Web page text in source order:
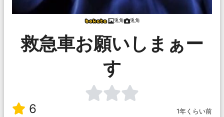
兎角 兎角
救急車お願いしまぁー
す
6 1年くらい前